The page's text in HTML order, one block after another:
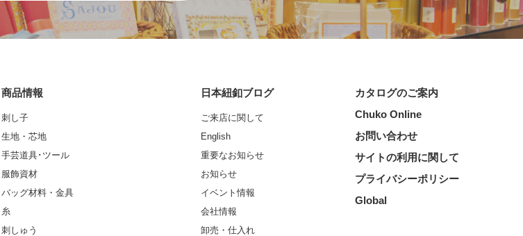
商品情報
刺し子
生地・芯地
手芸道具･ツール
服飾資材
バッグ材料・金具
糸
刺しゅう
日本紐釦ブログ
ご来店に関して
English
重要なお知らせ
お知らせ
イベント情報
会社情報
卸売・仕入れ
カタログのご案内
Chuko Online
お問い合わせ
サイトの利用に関して
プライバシーポリシー
Global